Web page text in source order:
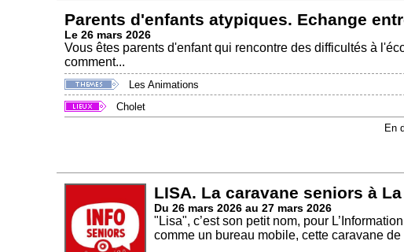
Parents d'enfants atypiques. Echange
Le 26 mars 2026
Vous êtes parents d'enfant qui rencontre des difficultés à
comment...
Les Animations
Cholet
En
LISA. La caravane seniors à
Du 26 mars 2026 au 27 mars 2026
"Lisa", c’est son petit nom, pour
comme un bureau mobile, cette caravane de